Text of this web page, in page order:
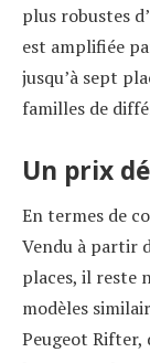
plus robustes
est amplifiée
jusqu’à sept
familles de
Un prix
En termes de
Vendu à partir
places, il reste
modèles
Peugeot Rifter,